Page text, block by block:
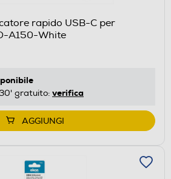
rapido USB-C per
A150-White
gratuito: verifica
AGGIUNGI